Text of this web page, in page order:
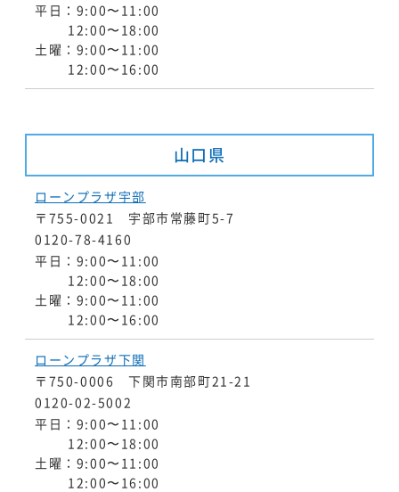
平日：9:00〜11:00
12:00〜18:00
土曜：9:00〜11:00
12:00〜16:00
山口県
ローンプラザ宇部
〒755-0021 宇部市常藤町5-7
0120-78-4160
平日：9:00〜11:00
12:00〜18:00
土曜：9:00〜11:00
12:00〜16:00
ローンプラザ下関
〒750-0006 下関市南部町21-21
0120-02-5002
平日：9:00〜11:00
12:00〜18:00
土曜：9:00〜11:00
12:00〜16:00